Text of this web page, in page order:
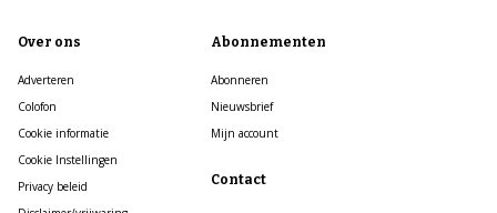
Over ons
Adverteren
Colofon
Cookie informatie
Cookie Instellingen
Privacy beleid
Abonnementen
Abonneren
Nieuwsbrief
Mijn account
Contact